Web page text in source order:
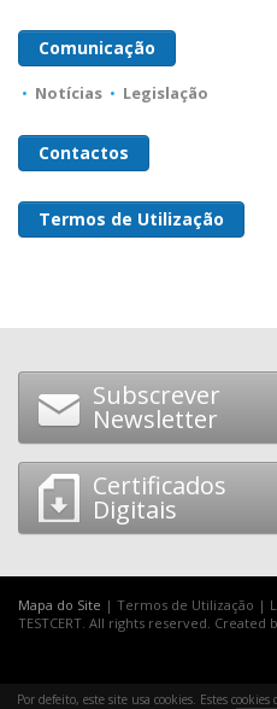
Por defeito, este site usa cookies. Estes
Comunicação
• Notícias • Legislação
Contactos
Termos de Utilização
Subscrever
Newsletter
Certificados
Digitais
Mapa do Site | Termos de Utilização |
TESTCERT. All rights reserved. Created